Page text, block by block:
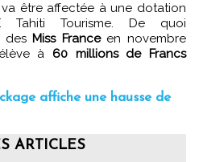
être affectée à une dotation
Tahiti Tourisme. De quoi
des Miss Franceen novembre
à 60 millions de Francs
affiche une hausse de
ARTICLES